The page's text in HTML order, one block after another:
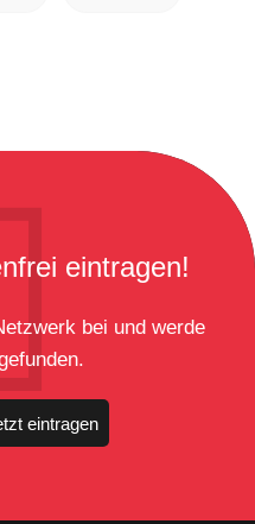
eintragen!
bei und werde
eintragen